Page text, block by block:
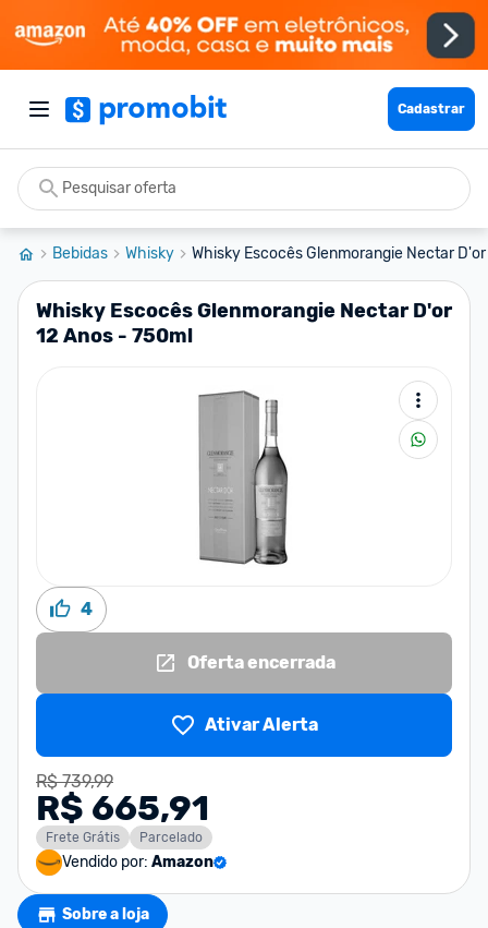
Cadastrar
Bebidas Whisky Whisky Escocês Glenmorangie Nectar D'or
Whisky Escocês Glenmorangie Nectar D'or
12 Anos - 750ml
4
Oferta encerrada
Ativar Alerta
R$ 739,99
R$ 665,91
Frete Grátis Parcelado
Vendido por: Amazon
Sobre a loja